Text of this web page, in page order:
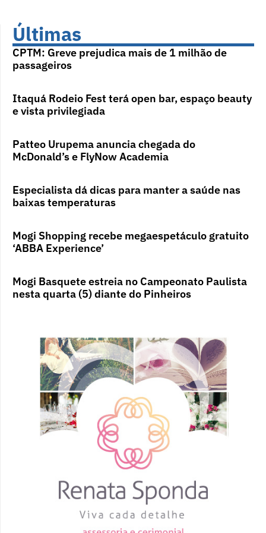
Últimas
CPTM: Greve prejudica mais de 1 milhão de
passageiros
Itaquá Rodeio Fest terá open bar, espaço beauty
e vista privilegiada
Patteo Urupema anuncia chegada do
McDonald’s e FlyNow Academia
Especialista dá dicas para manter a saúde nas
baixas temperaturas
Mogi Shopping recebe megaespetáculo gratuito
‘ABBA Experience’
Mogi Basquete estreia no Campeonato Paulista
nesta quarta (5) diante do Pinheiros